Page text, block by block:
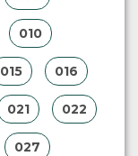
010
015 016
021 022
027